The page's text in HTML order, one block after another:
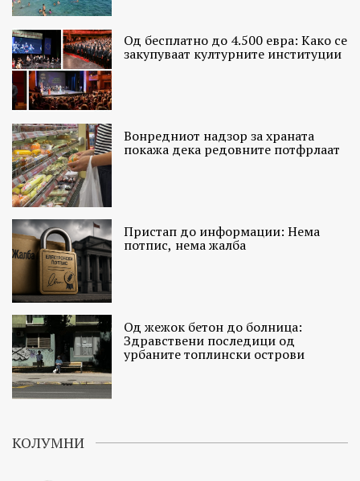
Од бесплатно до 4.500 евра: Како се
закупуваат културните институции
Вонредниот надзор за храната
покажа дека редовните потфрлаат
Пристап до информации: Нема
потпис, нема жалба
Од жежок бетон до болница:
Здравствени последици од
урбаните топлински острови
КОЛУМНИ